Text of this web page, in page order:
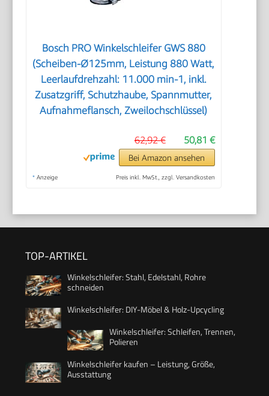
Bosch PRO Winkelschleifer GWS 880
(Scheiben-Ø125mm, Leistung 880 Watt,
Leerlaufdrehzahl: 11.000 min-1, inkl.
Zusatzgriff, Schutzhaube, Spannmutter,
Aufnahmeflansch, Zweilochschlüssel)
50,81 €
62,92 €
Bei Amazon ansehen
* Anzeige Preis inkl. MwSt., zzgl. Versandkosten
TOP-ARTIKEL
Winkelschleifer: Stahl, Edelstahl, Rohre
schneiden
Winkelschleifer: DIY-Möbel & Holz-Upcycling
Winkelschleifer: Schleifen, Trennen,
Polieren
Winkelschleifer kaufen – Leistung, Größe,
Ausstattung